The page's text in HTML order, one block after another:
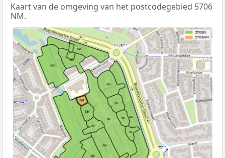
Kaart van de omgeving van het postcodegebied 5706
NM.